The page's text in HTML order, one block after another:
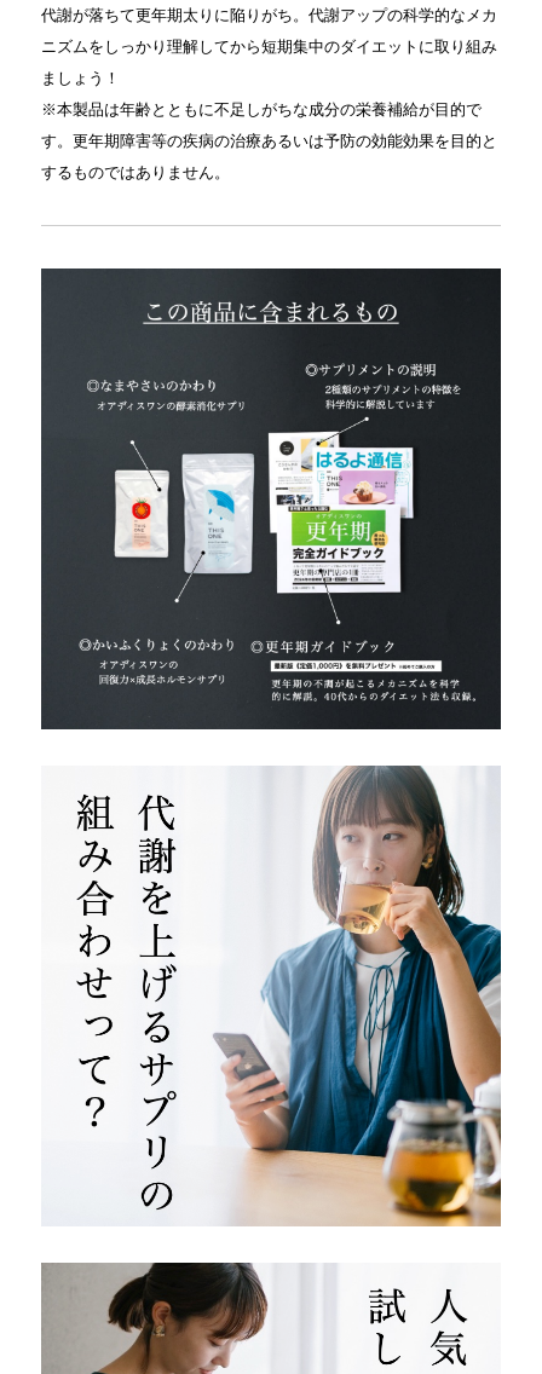
代謝が落ちて更年期太りに陥りがち。代謝アップの科学的なメカ
ニズムをしっかり理解してから短期集中のダイエットに取り組み
ましょう！
※本製品は年齢とともに不足しがちな成分の栄養補給が目的で
す。更年期障害等の疾病の治療あるいは予防の効能効果を目的と
するものではありません。